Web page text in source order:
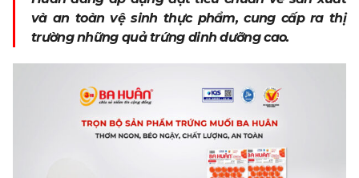
và an toàn vệ sinh thực phẩm, cung cấp ra thị
trường những quả trứng dinh dưỡng cao.